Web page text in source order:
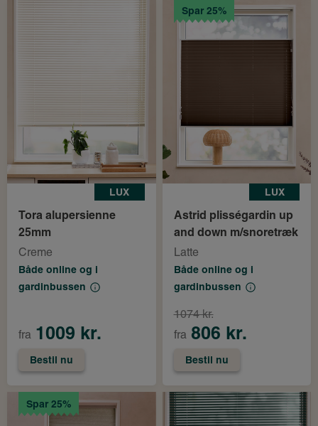
LUX
Tora alupersienne
25mm
Creme
Både online og i
gardinbussen
fra 1009 kr.
Bestil nu
Spar 25%
LUX
Astrid plisségardin up
and down m/snoretræk
Latte
Både online og i
gardinbussen
fra 806 kr.
1074 kr.
Bestil nu
Spar 25%